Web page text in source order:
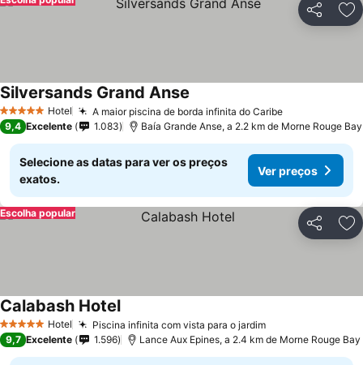
Partilhar
5 Estrelas Hotel A maior piscina de borda infinita do Caribe
Silversands Grand Anse
9,4 Excelente 1.083 Baía Grande Anse, a 2.2 km de Morne Rouge Bay
Selecione as datas para ver os preços
exatos.
Ver preços
Partilhar
Escolha popular
5 Estrelas Hotel Piscina infinita com vista para o jardim
Calabash Hotel
9,7 Excelente 1.596 Lance Aux Epines, a 2.4 km de Morne Rouge Bay